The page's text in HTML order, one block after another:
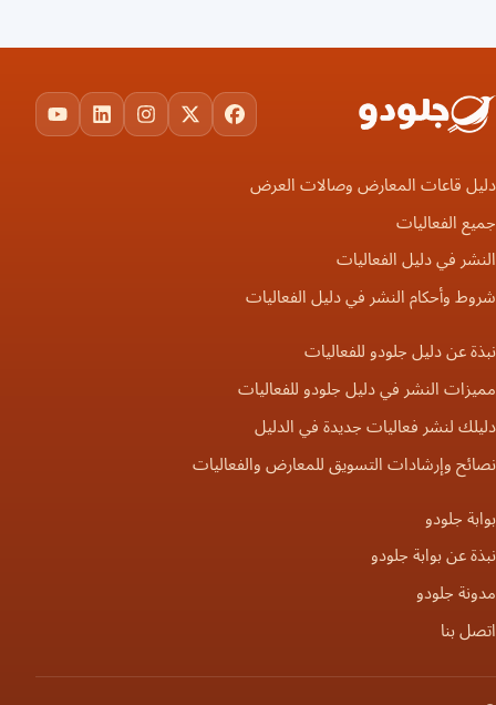
Facebook
X
Instagram
LinkedIn
دليل قاعات المعارض وصالات العرض
جميع الفعاليات
النشر في دليل الفعاليات
شروط وأحكام النشر في دليل الفعاليات
نبذة عن دليل جلودو للفعاليات
مميزات النشر في دليل جلودو للفعاليات
دليلك لنشر فعاليات جديدة في الدليل
نصائح وإرشادات التسويق للمعارض والفعاليات
بوابة جلودو
نبذة عن بوابة جلودو
مدونة جلودو
اتصل بنا